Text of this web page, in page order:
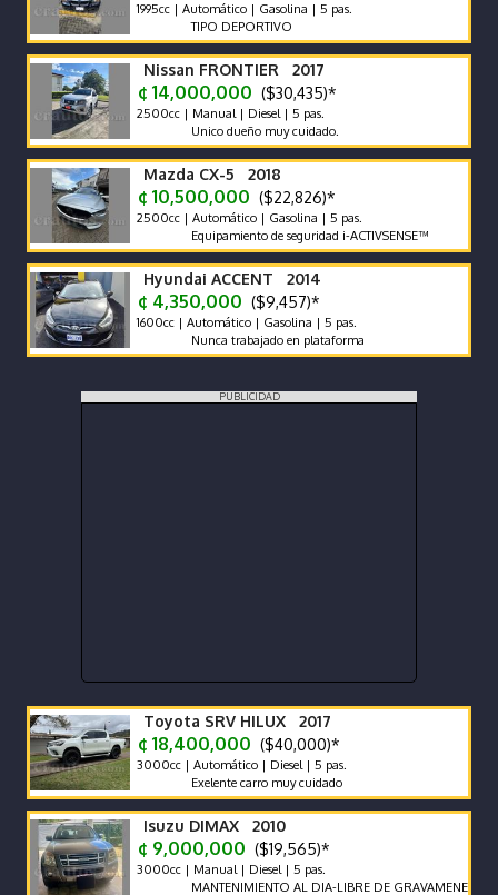
1995cc | Automático | Gasolina | 5 pas.
TIPO DEPORTIVO
Nissan FRONTIER 2017
¢ 14,000,000 ($30,435)*
2500cc | Manual | Diesel | 5 pas.
Unico dueño muy cuidado.
Mazda CX-5 2018
¢ 10,500,000 ($22,826)*
2500cc | Automático | Gasolina | 5 pas.
Equipamiento de seguridad i-ACTIVSENSE™
Hyundai ACCENT 2014
¢ 4,350,000 ($9,457)*
1600cc | Automático | Gasolina | 5 pas.
Nunca trabajado en plataforma
PUBLICIDAD
Toyota SRV HILUX 2017
¢ 18,400,000 ($40,000)*
3000cc | Automático | Diesel | 5 pas.
Exelente carro muy cuidado
Isuzu DIMAX 2010
¢ 9,000,000 ($19,565)*
3000cc | Manual | Diesel | 5 pas.
MANTENIMIENTO AL DIA-LIBRE DE GRAVAMENES-